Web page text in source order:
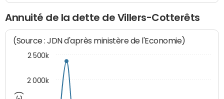
Annuité de la dette de Villers-Cotterêts
(Source : JDN d'après ministère de l'Economie)
2 000k
2 500k